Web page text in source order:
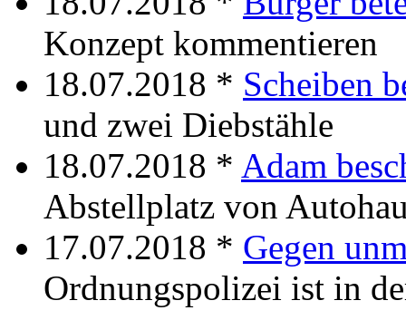
Konzept kommentieren
18.07.2018 * Scheiben
und zwei Diebstähle
18.07.2018 * Adam
Abstellplatz von
17.07.2018 * Gegen
Ordnungspolizei ist in